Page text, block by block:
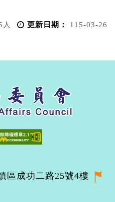
人 更新日期： 115-03-26
區成功二路25號4樓